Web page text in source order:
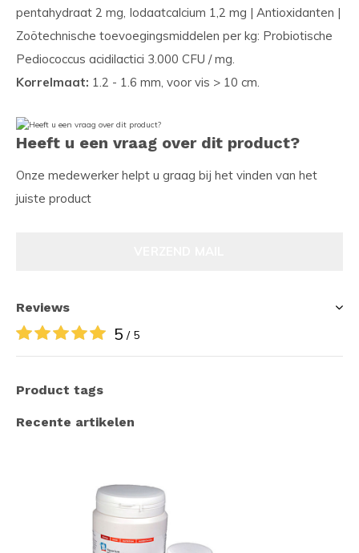
pentahydraat 2 mg, Iodaatcalcium 1,2 mg | Antioxidanten |
Zoötechnische toevoegingsmiddelen per kg: Probiotische
Pediococcus acidilactici 3.000 CFU / mg.
Korrelmaat: 1.2 - 1.6 mm, voor vis > 10 cm.
Heeft u een vraag over dit product?
Onze medewerker helpt u graag bij het vinden van het
juiste product
Reviews
5 / 5
Product tags
Recente artikelen